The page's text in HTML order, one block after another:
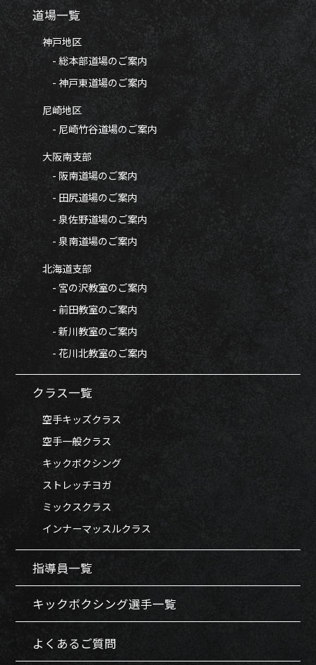
道場一覧
神戸地区
- 総本部道場のご案内
- 神戸東道場のご案内
尼崎地区
- 尼崎竹谷道場のご案内
大阪南支部
- 阪南道場のご案内
- 田尻道場のご案内
- 泉佐野道場のご案内
- 泉南道場のご案内
北海道支部
- 宮の沢教室のご案内
- 前田教室のご案内
- 新川教室のご案内
- 花川北教室のご案内
クラス一覧
空手キッズクラス
空手一般クラス
キックボクシング
ストレッチヨガ
ミックスクラス
インナーマッスルクラス
指導員一覧
キックボクシング選手一覧
よくあるご質問